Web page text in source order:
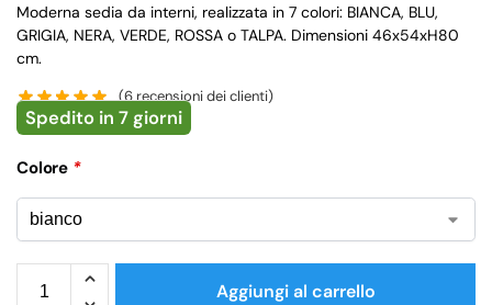
Moderna sedia da interni, realizzata in 7 colori: BIANCA, BLU,
GRIGIA, NERA, VERDE, ROSSA o TALPA. Dimensioni 46x54xH80
cm.
(6recensioni dei clienti)
Spedito in 7 giorni
Colore *
Aggiungi al carrello